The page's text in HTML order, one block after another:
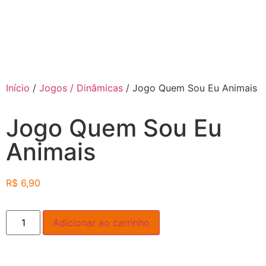
Início / Jogos / Dinâmicas / Jogo Quem Sou Eu Animais
Jogo Quem Sou Eu
Animais
R$ 6,90
Adicionar ao carrinho